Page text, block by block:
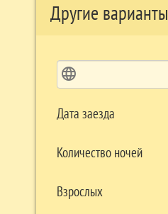
Другие варианты
language
Дата заезда
Количество ночей
Взрослых